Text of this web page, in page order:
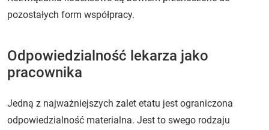
pozostałych form współpracy.
Odpowiedzialność lekarza jako
pracownika
Jedną z najważniejszych zalet etatu jest ograniczona
odpowiedzialność materialna. Jest to swego rodzaju